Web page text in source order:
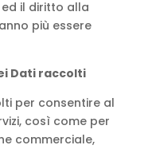
il diritto alla
più essere
Dati raccolti
per consentire al
così come per
commerciale,